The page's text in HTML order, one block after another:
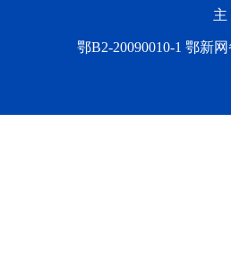
主
鄂B2-20090010-1 鄂新网